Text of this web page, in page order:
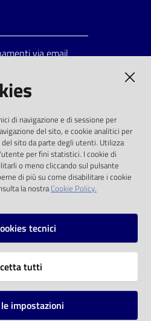
via email
dalla direttiva
dal d.lgs. 36/2006
di navigazione e di sessione per
del sito, e cookie analitici per
sito da parte degli utenti. Utilizza
per fini statistici. I cookie di
o meno cliccando sul pulsante
di più su come disabilitare i cookie
la nostraCookie Policy.
tecnici
tutti
impostazioni